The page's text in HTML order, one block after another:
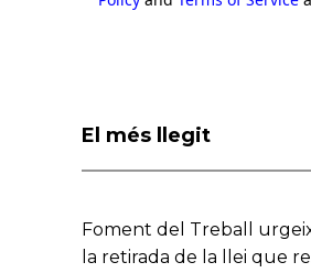
El més llegit
Foment del Treball
la retirada de la llei que